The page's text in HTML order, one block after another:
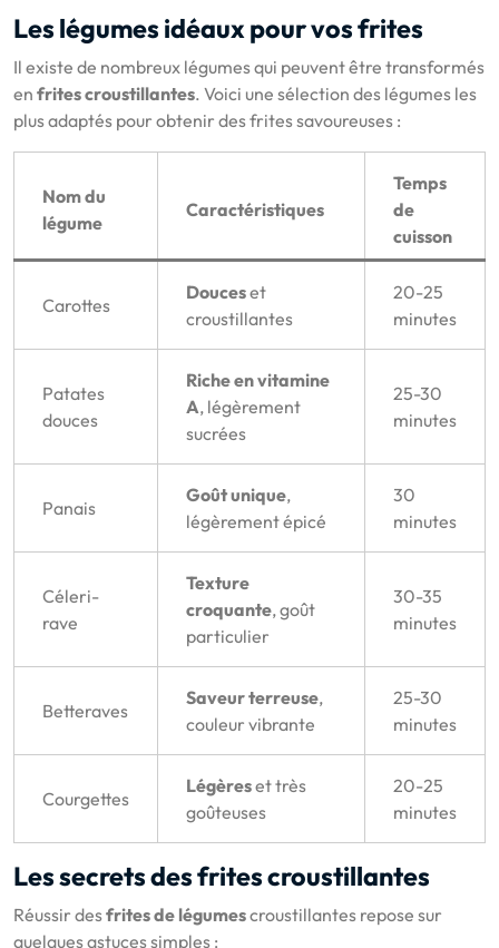
Les légumes idéaux pour vos frites
Il existe de nombreux légumes qui peuvent être transformés
en frites croustillantes. Voici une sélection des légumes les
plus adaptés pour obtenir des frites savoureuses :
Nom du
légume
Caractéristiques
Temps
de
cuisson
Carottes
Douceset
croustillantes
20-25
minutes
Patates
douces
Riche en vitamine
A, légèrement
sucrées
25-30
minutes
Panais
Goût unique,
légèrement épicé
30
minutes
Céleri-
rave
Texture
croquante, goût
particulier
30-35
minutes
Betteraves
Saveur terreuse,
couleur vibrante
25-30
minutes
Courgettes
Légèreset très
goûteuses
20-25
minutes
Les secrets des frites croustillantes
Réussir desfrites de légumescroustillantes repose sur
quelques astuces simples :